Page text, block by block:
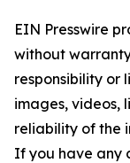
EIN Presswire
without
responsibility or
images, videos,
reliability of the
If you have any